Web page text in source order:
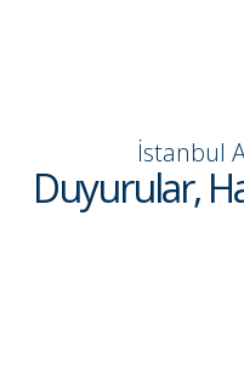
İstanbul
Duyurular,